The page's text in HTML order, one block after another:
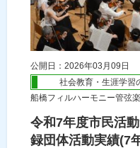
公開日：2026年03月09日
社会教育・生涯学習
船橋フィルハーモニー管弦
令和7年度市民活
録団体活動実績(7